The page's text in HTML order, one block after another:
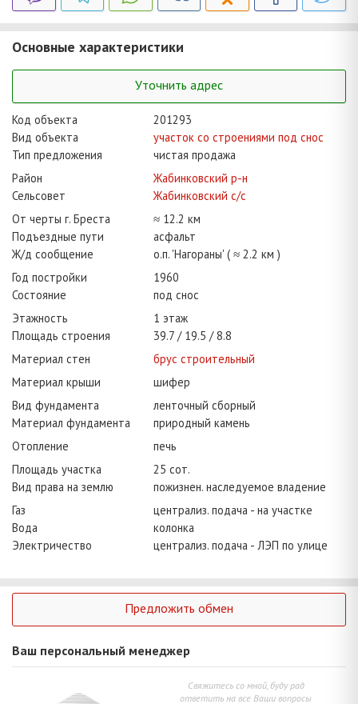
Основные характеристики
Уточнить адрес
Код объекта
201293
Вид объекта
участок со строениями под снос
Тип предложения
чистая продажа
Район
Жабинковский р-н
Сельсовет
Жабинковский с/с
От черты г. Бреста
≈ 12.2 км
Подъездные пути
асфальт
Ж/д сообщение
о.п. 'Нагораны' ( ≈ 2.2 км )
Год постройки
1960
Состояние
под снос
Этажность
1 этаж
Площадь строения
39.7 19.5
8.8
Материал стен
брус строительный
Материал крыши
шифер
Вид фундамента
ленточный сборный
Материал фундамента
природный камень
Отопление
печь
Площадь участка
25 сот.
Вид права на землю
пожизнен. наследуемое владение
Газ
централиз. подача - на участке
Вода
колонка
Электричество
централиз. подача - ЛЭП по улице
Предложить обмен
Ваш персональный менеджер
Свяжитесь со мной, буду рад
ответить на все Ваши вопросы